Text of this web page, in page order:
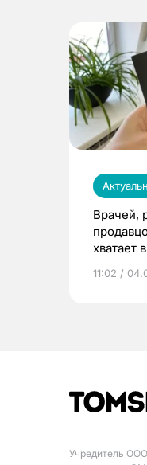
Врачей,
хватает
11:02 /
Учредитель